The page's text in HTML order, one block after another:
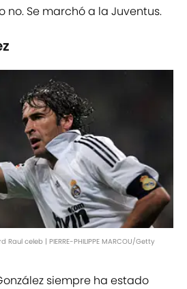
Se marchó a la Juventus.
celeb | PIERRE-PHILIPPE MARCOU/Getty
siempre ha estado